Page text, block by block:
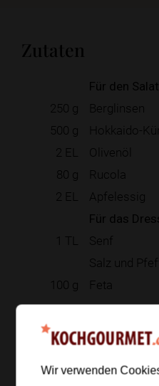
Zutaten
Für den Salat
250 g
Berglinsen
500 g
Hokkaido-
2 EL
Olivenöl
80 g
Rucola
2 EL Apfelessig
Für das
1 TL
Senf
Salz und
100 g Feta
Zur Einkaufsliste
Wir verwenden